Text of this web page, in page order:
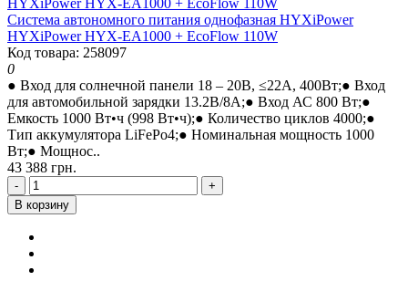
Система автономного питания однофазная HYXiPower
HYXiPower HYX-EA1000 + EcoFlow 110W
Код товара: 258097
0
● Вход для солнечной панели 18 – 20В, ≤22A, 400Вт;● Вход
для автомобильной зарядки 13.2В/8A;● Вход АС 800 Вт;●
Емкость 1000 Вт•ч (998 Вт•ч);● Количество циклов 4000;●
Тип аккумулятора LiFePo4;● Номинальная мощность 1000
Вт;● Мощнос..
43 388 грн.
-
+
В корзину